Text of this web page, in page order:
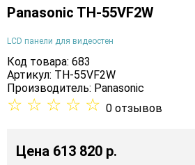
Panasonic TH-55VF2W
LCD панели для видеостен
Код товара: 683
Артикул: TH-55VF2W
Производитель: Panasonic
☆ ☆ ☆ ☆ ☆ 0 отзывов
Цена 613 820 p.